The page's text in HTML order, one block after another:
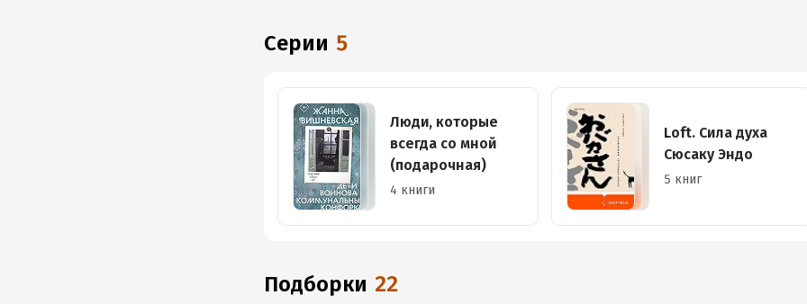
Серии 5
Люди, которые
всегда со мной
(подарочная)
4 книги
Loft. Сила духа
Сюсаку Эндо
5 книг
Подборки 22